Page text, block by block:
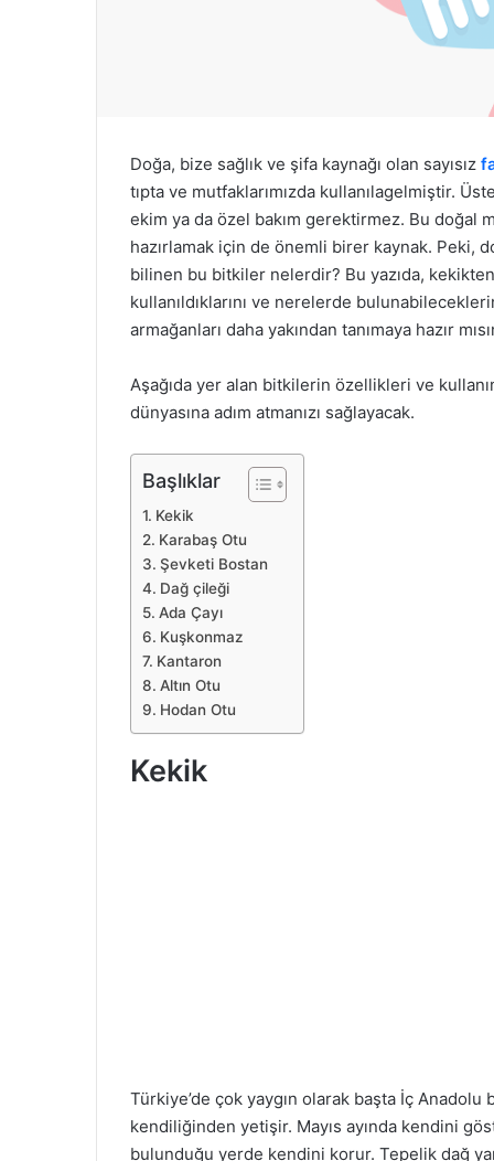
Doğa, bize sağlık ve şifa kaynağı olan sayısız
tıpta ve mutfaklarımızda kullanılagelmiştir.
ekim ya da özel bakım gerektirmez. Bu doğal
hazırlamak için de önemli birer kaynak. Peki,
bilinen bu bitkiler nelerdir? Bu yazıda,
kullanıldıklarını ve nerelerde
armağanları daha yakından tanımaya hazır
Aşağıda yer alan bitkilerin özellikleri ve
dünyasına adım atmanızı sağlayacak.
Başlıklar
Kekik
Karabaş Otu
Şevketi Bostan
Dağ çileği
Ada Çayı
Kuşkonmaz
Kantaron
Altın Otu
Hodan Otu
Kekik
Türkiye’de çok yaygın olarak başta İç
kendiliğinden yetişir. Mayıs ayında kendini
bulunduğu yerde kendini korur. Tepelik dağ